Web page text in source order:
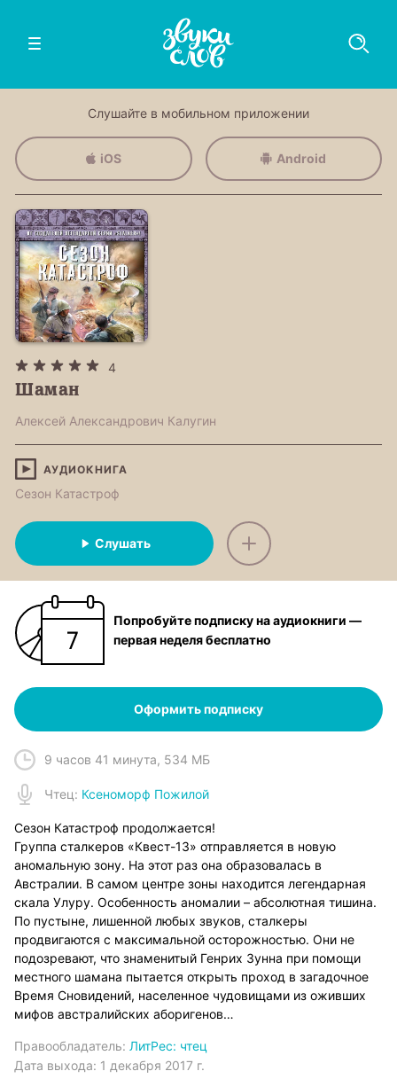
Слушайте в мобильном приложении
iOS Android
4
Шаман
Алексей Александрович Калугин
АУДИОКНИГА
Сезон Катастроф
Слушать
Попробуйте подписку на аудиокниги —
первая неделя бесплатно
Оформить подписку
9 часов 41 минута, 534 МБ
Чтец: Ксеноморф Пожилой
Сезон Катастроф продолжается!
Группа сталкеров «Квест-13» отправляется в новую
аномальную зону. На этот раз она образовалась в
Австралии. В самом центре зоны находится легендарная
скала Улуру. Особенность аномалии – абсолютная тишина.
По пустыне, лишенной любых звуков, сталкеры
продвигаются с максимальной осторожностью. Они не
подозревают, что знаменитый Генрих Зунна при помощи
местного шамана пытается открыть проход в загадочное
Время Сновидений, населенное чудовищами из оживших
мифов австралийских аборигенов…
Правообладатель: ЛитРес: чтец
Дата выхода: 1 декабря 2017 г.